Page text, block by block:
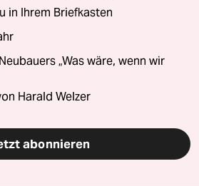
in Ihrem Briefkasten
„Was wäre, wenn wir
Harald Welzer
abonnieren